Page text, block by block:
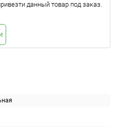
данный товар под заказ.